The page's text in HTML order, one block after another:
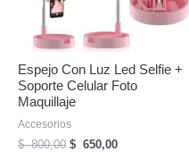
Espejo Con Luz Led Selfie +
Soporte Celular Foto
Maquillaje
Accesorios
$800,00 El
$ 650,00El